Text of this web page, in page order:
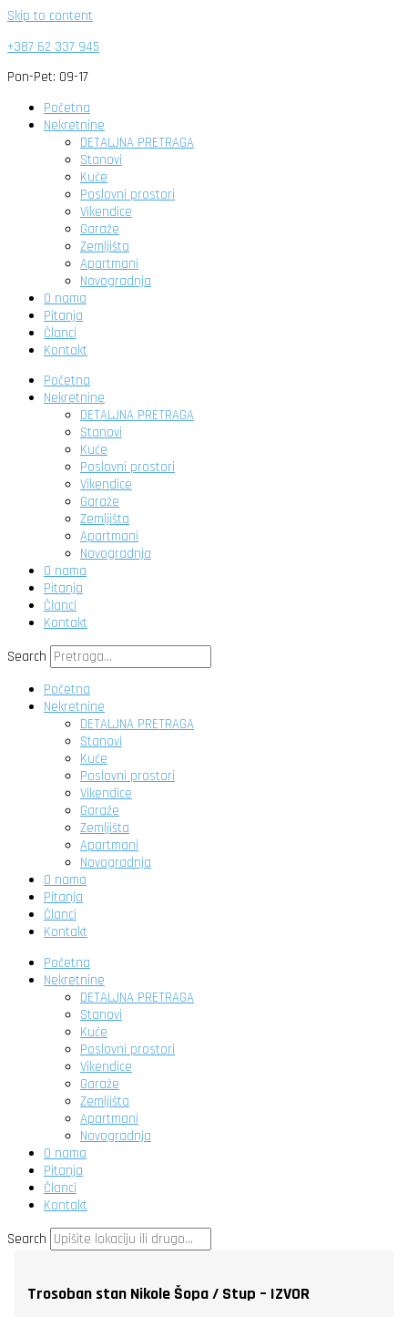
Skip to content
+387 62 337 945
Pon-Pet: 09-17
Početna
Nekretnine
DETALJNA PRETRAGA
Stanovi
Kuće
Poslovni prostori
Vikendice
Garaže
Zemljišta
Apartmani
Novogradnja
O nama
Pitanja
Članci
Kontakt
Početna
Nekretnine
DETALJNA PRETRAGA
Stanovi
Kuće
Poslovni prostori
Vikendice
Garaže
Zemljišta
Apartmani
Novogradnja
O nama
Pitanja
Članci
Kontakt
Search
Početna
Nekretnine
DETALJNA PRETRAGA
Stanovi
Kuće
Poslovni prostori
Vikendice
Garaže
Zemljišta
Apartmani
Novogradnja
O nama
Pitanja
Članci
Kontakt
Početna
Nekretnine
DETALJNA PRETRAGA
Stanovi
Kuće
Poslovni prostori
Vikendice
Garaže
Zemljišta
Apartmani
Novogradnja
O nama
Pitanja
Članci
Kontakt
Search
Trosoban stan Nikole Šopa / Stup – IZVOR